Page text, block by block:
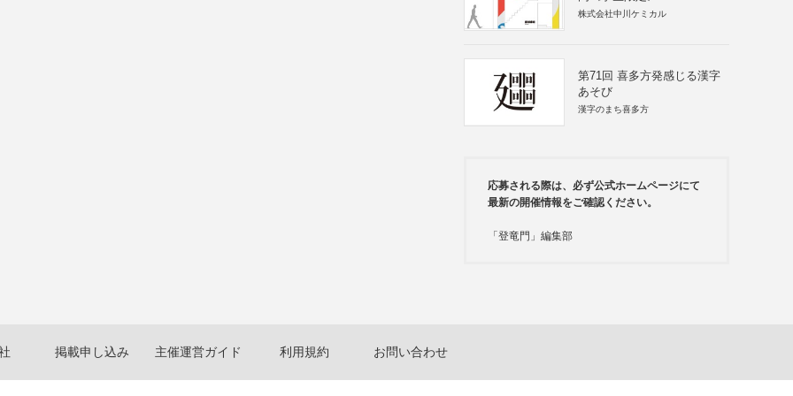
株式会社中川ケミカル
第71回 喜多方発感じる漢字
あそび
漢字のまち喜多方
応募される際は、必ず公式ホームページにて
最新の開催情報をご確認ください。
「登竜門」編集部
掲載申し込み 主催運営ガイド 利用規約 お問い合わせ